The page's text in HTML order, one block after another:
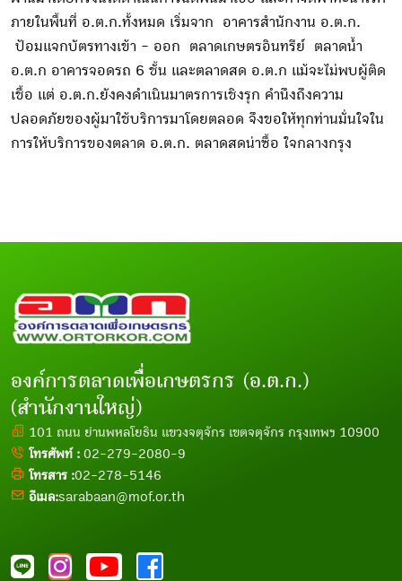
ภายในพื้นที่ อ.ต.ก.ทั้งหมด เริ่มจาก อาคารสำนักงาน อ.ต.ก.
ป้อมแจกบัตรทางเข้า - ออก ตลาดเกษตรอินทรีย์ ตลาดน้ำ
อ.ต.ก อาคารจอดรถ 6 ชั้น และตลาดสด อ.ต.ก แม้จะไม่พบผู้ติด
เชื้อ แต่ อ.ต.ก.ยังคงดำเนินมาตรการเชิงรุก คำนึงถึงความ
ปลอดภัยของผู้มาใช้บริการมาโดยตลอด จึงขอให้ทุกท่านมั่นใจใน
การให้บริการของตลาด อ.ต.ก. ตลาดสดน่าซื้อ ใจกลางกรุง
องค์การตลาดเพื่อเกษตรกร (อ.ต.ก.)
(สำนักงานใหญ่)
101 ถนน ย่านพหลโยธิน แขวงจตุจักร เขตจตุจักร กรุงเทพฯ 10900
โทรศัพท์ : 02-279-2080-9
โทรสาร :02-278-5146
อีเมล:sarabaan@mof.or.th